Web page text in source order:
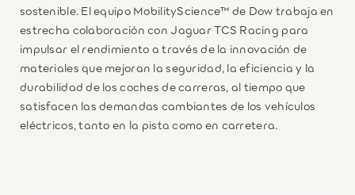
sostenible. El equipo MobilityScience™ de Dow trabaja en
estrecha colaboración con Jaguar TCS Racing para
impulsar el rendimiento a través de la innovación de
materiales que mejoran la seguridad, la eficiencia y la
durabilidad de los coches de carreras, al tiempo que
satisfacen las demandas cambiantes de los vehículos
eléctricos, tanto en la pista como en carretera.